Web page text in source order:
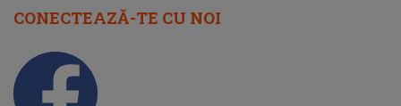
CONECTEAZĂ-TE CU NOI